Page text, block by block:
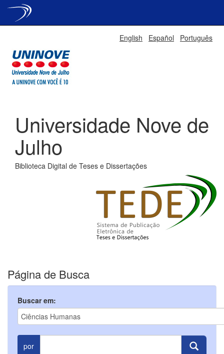
English Español Português
Universidade Nove de
Julho
Biblioteca Digital de Teses e Dissertações
Página de Busca
Buscar em:
por